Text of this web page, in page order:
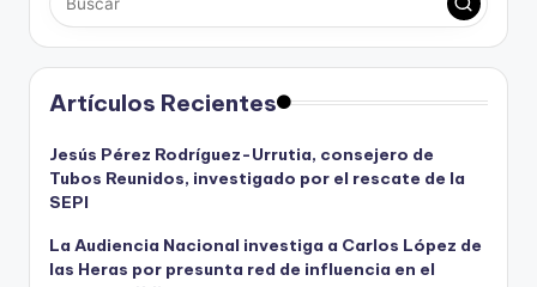
Artículos Recientes
Jesús Pérez Rodríguez-Urrutia, consejero de
Tubos Reunidos, investigado por el rescate de la
SEPI
La Audiencia Nacional investiga a Carlos López de
las Heras por presunta red de influencia en el